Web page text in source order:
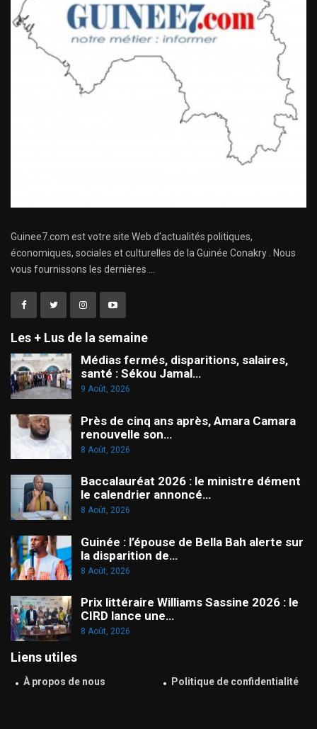
Guinee7.com est votre site Web d'actualités politiques,
économiques, sociales et culturelles de la Guinée Conakry . Nous
vous fournissons les dernières ...
Les + Lus de la semaine
Médias fermés, disparitions, salaires,
santé : Sékou Jamal…
9 Août, 2026
Près de cinq ans après, Amara Camara
renouvelle son…
8 Août, 2026
Baccalauréat 2026 : le ministre dément
le calendrier annoncé…
8 Août, 2026
Guinée : l’épouse de Bella Bah alerte sur
la disparition de…
8 Août, 2026
Prix littéraire Williams Sassine 2026 : le
CIRD lance une…
8 Août, 2026
Liens utiles
À propos de nous Politique de confidentialité